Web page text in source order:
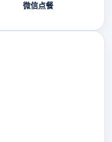
微信点餐